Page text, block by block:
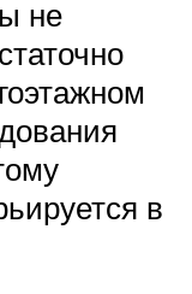
не
в